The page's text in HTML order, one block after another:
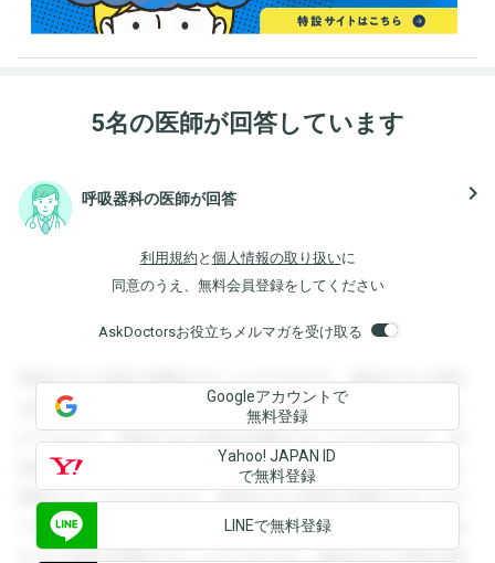
5名の医師が回答しています
呼吸器科の医師が回答 navigate_next
利用規約 と 個人情報の取り扱いに
同意のうえ、無料会員登録をしてください
AskDoctorsお役立ちメルマガを受け取る
登録すると回答を閲覧することができます。登録すると回答
を閲覧することができます。登録すると回答を閲覧すること
ができます。登録すると回答を閲覧することができます。登
録すると回答を閲覧することができます。登録すると回答を
閲覧することができます。登録すると回答を閲覧することが
できます。登録すると回答を閲覧することができます。登録
すると回答を閲覧することができます。登録すると回答を閲
Googleアカウントで
無料登録
Yahoo! JAPAN ID
で無料登録
LINEで無料登録